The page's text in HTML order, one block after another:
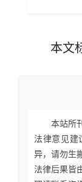
本文
本站所
法律意见建
异，请勿生
法律后果皆